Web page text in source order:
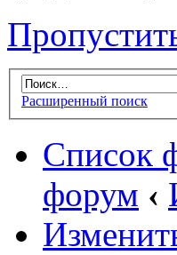
Расширенный поиск
Список
форум ‹